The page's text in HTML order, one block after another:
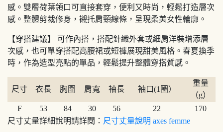
感。雙層荷葉領口可直接套穿，便利又時尚，輕鬆打造層次
感。整體剪裁修身，襯托肩頸線條，呈現柔美女性輪廓。
【穿搭建議】 可作內搭，搭配針織外套或細肩洋裝增添層
次感，也可單穿搭配高腰裙或短褲展現甜美風格。春夏換季
時，作為造型亮點的單品，輕鬆提升整體穿搭質感。
尺寸 衣長 胸圍 肩寬 袖長 袖口(1圈）
重量
（g）
F
53 84 30 56 22
170
尺寸丈量詳細說明請詳閱： 尺寸丈量說明 axes femme